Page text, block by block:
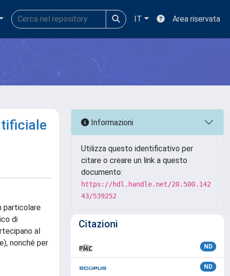
IT Area riservata
particolare
di
al
nonché per
Informazioni
Utilizza questo identificativo per
citare o creare un link a questo
documento:
https://hdl.handle.net/20.500.142
43/539252
Citazioni
ND
ND